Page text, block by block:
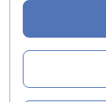
Copyright
Fermín